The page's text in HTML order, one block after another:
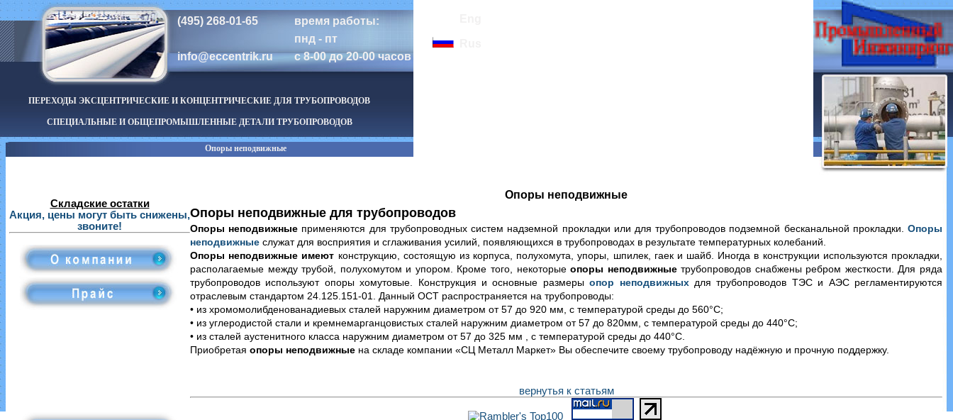
ПЕРЕХОДЫ ЭКСЦЕНТРИЧЕСКИЕ И КОНЦЕНТРИЧЕСКИЕ ДЛЯ ТРУБОПРОВОДОВ
СПЕЦИАЛЬНЫЕ И ОБЩЕПРОМЫШЛЕННЫЕ ДЕТАЛИ ТРУБОПРОВОДОВ
Складские остатки
Акция, цены могут быть снижены,
звоните!
Опоры неподвижные
Опоры неподвижные
Опоры неподвижные для трубопроводов
Опоры неподвижные применяются для трубопроводных систем надземной прокладки или для трубопроводов подземной бесканальной прокладки.Опоры
неподвижные служат для восприятия и сглаживания усилий, появляющихся в трубопроводах в результате температурных колебаний.
Опоры неподвижные имеют конструкцию, состоящую из корпуса, полухомута, упоры, шпилек, гаек и шайб. Иногда в конструкции используются прокладки,
располагаемые между трубой, полухомутом и упором. Кроме того, некоторыеопоры неподвижныетрубопроводов снабжены ребром жесткости. Для ряда
трубопроводов используют опоры хомутовые. Конструкция и основные размерыопор неподвижныхдля трубопроводов ТЭС и АЭС регламентируются
отраслевым стандартом 24.125.151-01. Данный ОСТ распространяется на трубопроводы:
• из хромомолибденованадиевых сталей наружним диаметром от 57 до 920 мм, с температурой среды до 560°С;
• из углеродистой стали и кремнемарганцовистых сталей наружним диаметром от 57 до 820мм, с температурой среды до 440°С;
• из сталей аустенитного класса наружним диаметром от 57 до 325 мм , с температурой среды до 440°С.
Приобретая опоры неподвижные на складе компании «СЦ Металл Маркет» Вы обеспечите своему трубопроводу надёжную и прочную поддержку.
вернутья к статьям
(495) 268-01-65
info@eccentrik.ru
время работы:
пнд - пт
с 8-00 до 20-00 часов